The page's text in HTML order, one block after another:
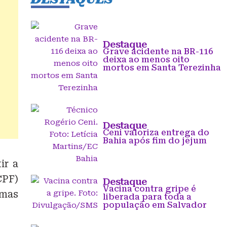
a
Destaque
Grave acidente na BR-116
deixa ao menos oito
mortos em Santa Terezinha
Destaque
Ceni valoriza entrega do
Bahia após fim do jejum
Destaque
Vacina contra gripe é
liberada para toda a
população em Salvador